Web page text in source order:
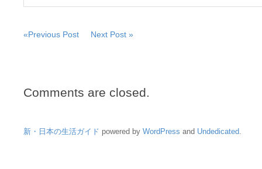
ノ
«Previous Post Next Post »
Comments are closed.
新・日本の生活ガイド powered by WordPress and Undedicated.